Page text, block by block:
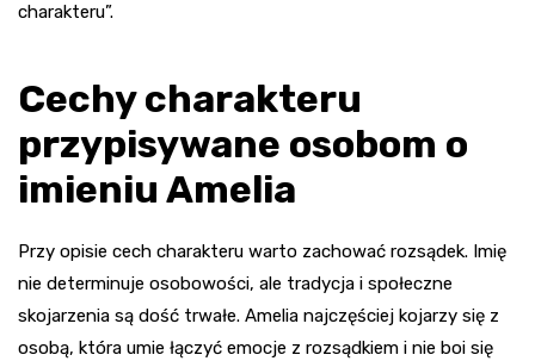
charakteru”.
Cechy charakteru
przypisywane osobom o
imieniu Amelia
Przy opisie cech charakteru warto zachować rozsądek. Imię
nie determinuje osobowości, ale tradycja i społeczne
skojarzenia są dość trwałe. Amelia najczęściej kojarzy się z
osobą, która umie łączyć emocje z rozsądkiem i nie boi się